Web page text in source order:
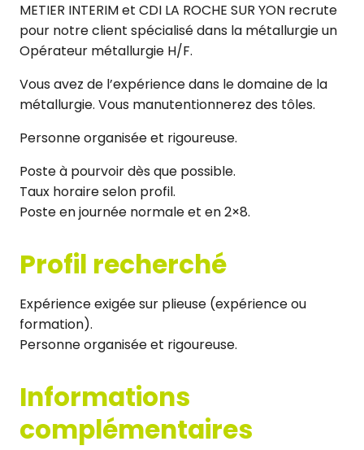
METIER INTERIM et CDI LA ROCHE SUR YON recrute
pour notre client spécialisé dans la métallurgie un
Opérateur métallurgie H/F.
Vous avez de l’expérience dans le domaine de la
métallurgie. Vous manutentionnerez des tôles.
Personne organisée et rigoureuse.
Poste à pourvoir dès que possible.
Taux horaire selon profil.
Poste en journée normale et en 2×8.
Profil recherché
Expérience exigée sur plieuse (expérience ou
formation).
Personne organisée et rigoureuse.
Informations
complémentaires